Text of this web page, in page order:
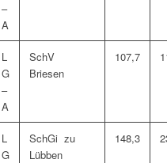
–
A
L
G
–
A
SchV
Briesen
107,7
L
G
SchGi zu
Lübben
148,3